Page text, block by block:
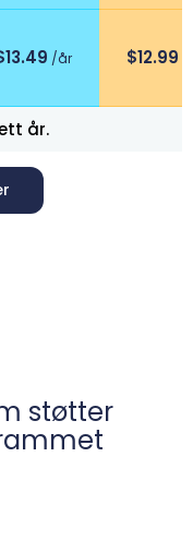
/år $12.99
år.
støtter